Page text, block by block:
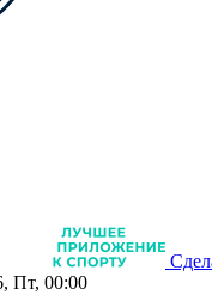
Пт, 00:00